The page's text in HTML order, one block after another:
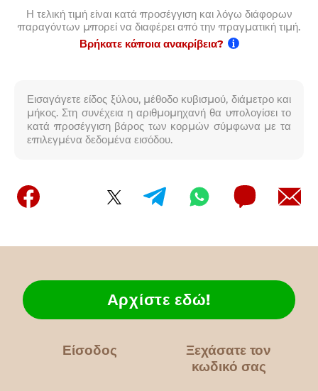
Εισαγάγετε είδος ξύλου, μέθοδο κυβισμού, διάμετρο και
μήκος. Στη συνέχεια η αριθμομηχανή θα υπολογίσει το
κατά προσέγγιση βάρος των κορμών σύμφωνα με τα
επιλεγμένα δεδομένα εισόδου.
Η τελική τιμή είναι κατά προσέγγιση και λόγω διάφορων
παραγόντων μπορεί να διαφέρει από την πραγματική τιμή.
Βρήκατε κάποια ανακρίβεια?
Είσοδος
Ξεχάσατε τον
κωδικό σας
Αρχίστε εδώ!